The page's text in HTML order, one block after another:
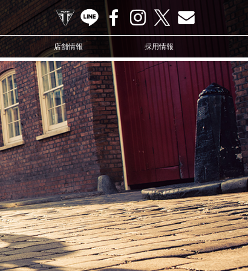
TRIUMPH OFFICIAL SITE
LINE FacebookInstagram Contact us
店舗情報 採用情報